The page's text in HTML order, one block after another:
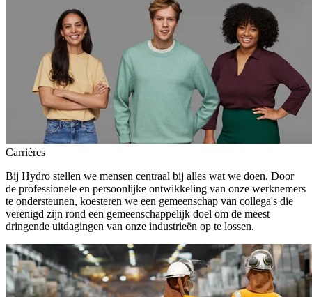
Carrières
Bij Hydro stellen we mensen centraal bij alles wat we doen. Door
de professionele en persoonlijke ontwikkeling van onze werknemers
te ondersteunen, koesteren we een gemeenschap van collega's die
verenigd zijn rond een gemeenschappelijk doel om de meest
dringende uitdagingen van onze industrieën op te lossen.